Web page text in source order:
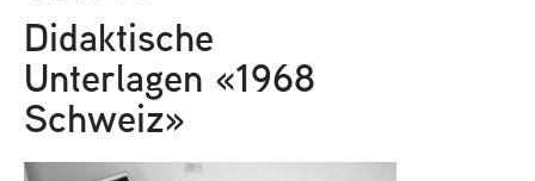
Didaktische
Unterlagen «1968
Schweiz»